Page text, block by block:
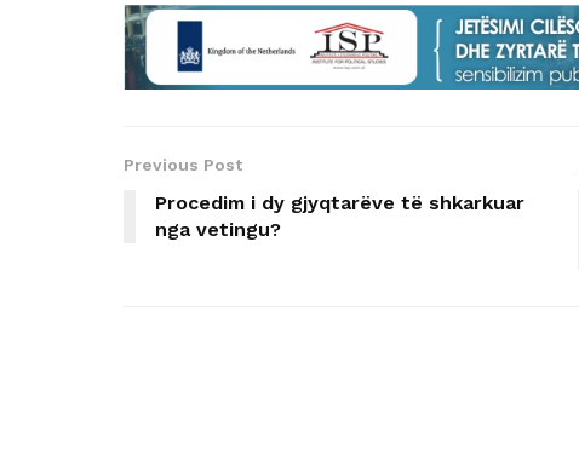
Previous Post
Procedim i dy gjyqtarëve të shkarkuar
nga vetingu?